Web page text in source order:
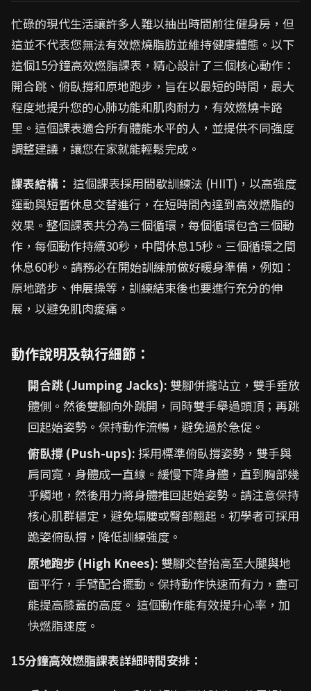
忙碌的現代生活讓許多人難以抽出時間前往健身房，但
這並不代表您無法有效燃燒脂肪並維持健康體態。以下
這個15分鐘高效燃脂課表，精心設計了三個核心動作：
開合跳、俯臥撐和原地跑步，旨在以最短的時間，最大
程度地提升您的心肺功能和肌肉耐力，有效燃燒卡路
里。這個課表適合所有體能水平的人，並提供不同強度
調整建議，讓您在家就能輕鬆完成。
課表結構： 這個課表採用間歇訓練法 (HIIT)，以高強度
運動與短暫休息交替進行，在短時間內達到高效燃脂的
效果。整個課表共分為三個循環，每個循環包含三個動
作，每個動作持續30秒，中間休息15秒。三個循環之間
休息60秒。請務必在開始訓練前做好暖身準備，例如：
原地踏步、伸展操等，訓練結束後也要進行充分的伸
展，以避免肌肉痠痛。
動作說明及執行細節：
開合跳 (Jumping Jacks): 雙腳併攏站立，雙手垂放
體側。然後雙腳向外跳開，同時雙手舉過頭頂；再跳
回起始姿勢。保持動作流暢，避免過於急促。
俯臥撐 (Push-ups): 採用標準俯臥撐姿勢，雙手與
肩同寬，身體成一直線。緩慢下降身體，直到胸部幾
乎觸地，然後用力將身體推回起始姿勢。請注意保持
核心肌群穩定，避免塌腰或臀部翹起。初學者可採用
跪姿俯臥撐，降低訓練強度。
原地跑步 (High Knees): 雙腳交替抬高至大腿與地
面平行，手臂配合擺動。保持動作快速而有力，盡可
能提高膝蓋的高度。 這個動作能有效提升心率，加
快燃脂速度。
15分鐘高效燃脂課表詳細時間安排：